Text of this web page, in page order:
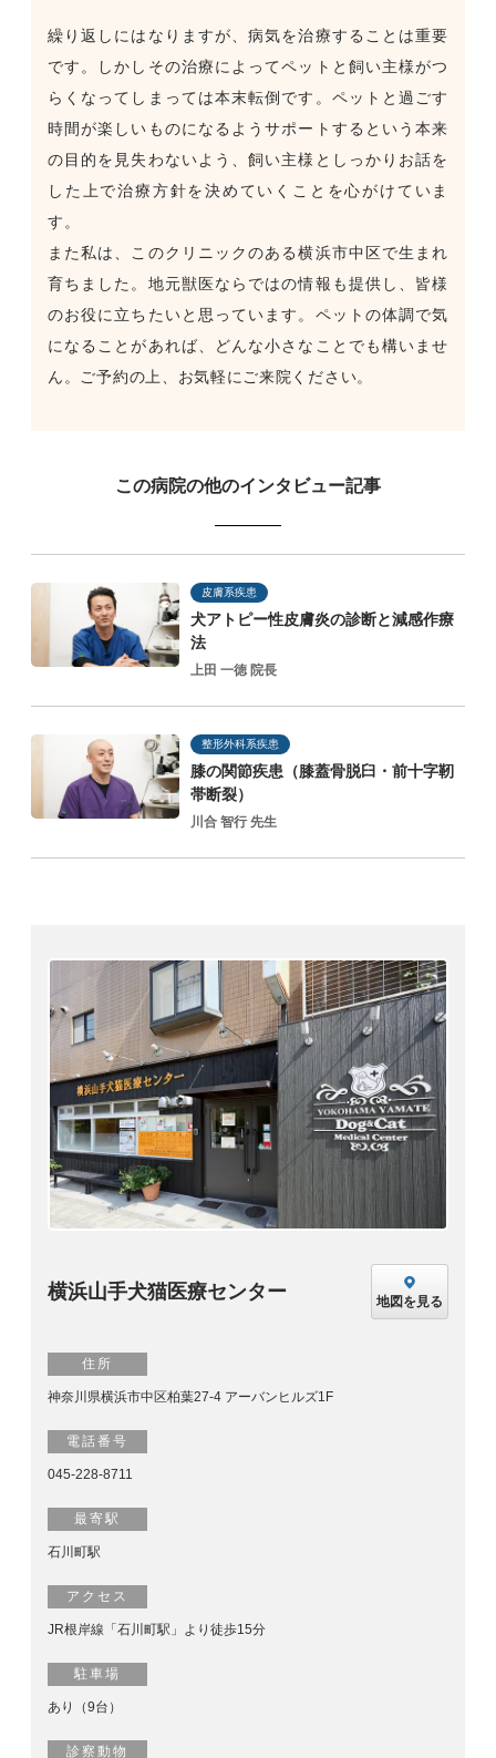
繰り返しにはなりますが、病気を治療することは重要
です。しかしその治療によってペットと飼い主様がつ
らくなってしまっては本末転倒です。ペットと過ごす
時間が楽しいものになるようサポートするという本来
の目的を見失わないよう、飼い主様としっかりお話を
した上で治療方針を決めていくことを心がけていま
す。
また私は、このクリニックのある横浜市中区で生まれ
育ちました。地元獣医ならではの情報も提供し、皆様
のお役に立ちたいと思っています。ペットの体調で気
になることがあれば、どんな小さなことでも構いませ
ん。ご予約の上、お気軽にご来院ください。
この病院の他のインタビュー記事
皮膚系疾患
犬アトピー性皮膚炎の診断と減感作療
法
上田 一徳 院長
整形外科系疾患
膝の関節疾患（膝蓋骨脱臼・前十字靭
帯断裂）
川合 智行 先生
横浜山手犬猫医療センター 地図を見る
住所
神奈川県横浜市中区柏葉27-4 アーバンヒルズ1F
電話番号
045-228-8711
最寄駅
石川町駅
アクセス
JR根岸線「石川町駅」より徒歩15分
駐車場
あり（9台）
診察動物